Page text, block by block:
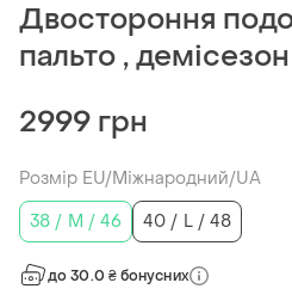
Двостороння
пальто , демісезон
2999 грн
Розмір EU/Міжнародний/UA
38 / M / 46
40 / L / 48
до 30.0 ₴ бонусних